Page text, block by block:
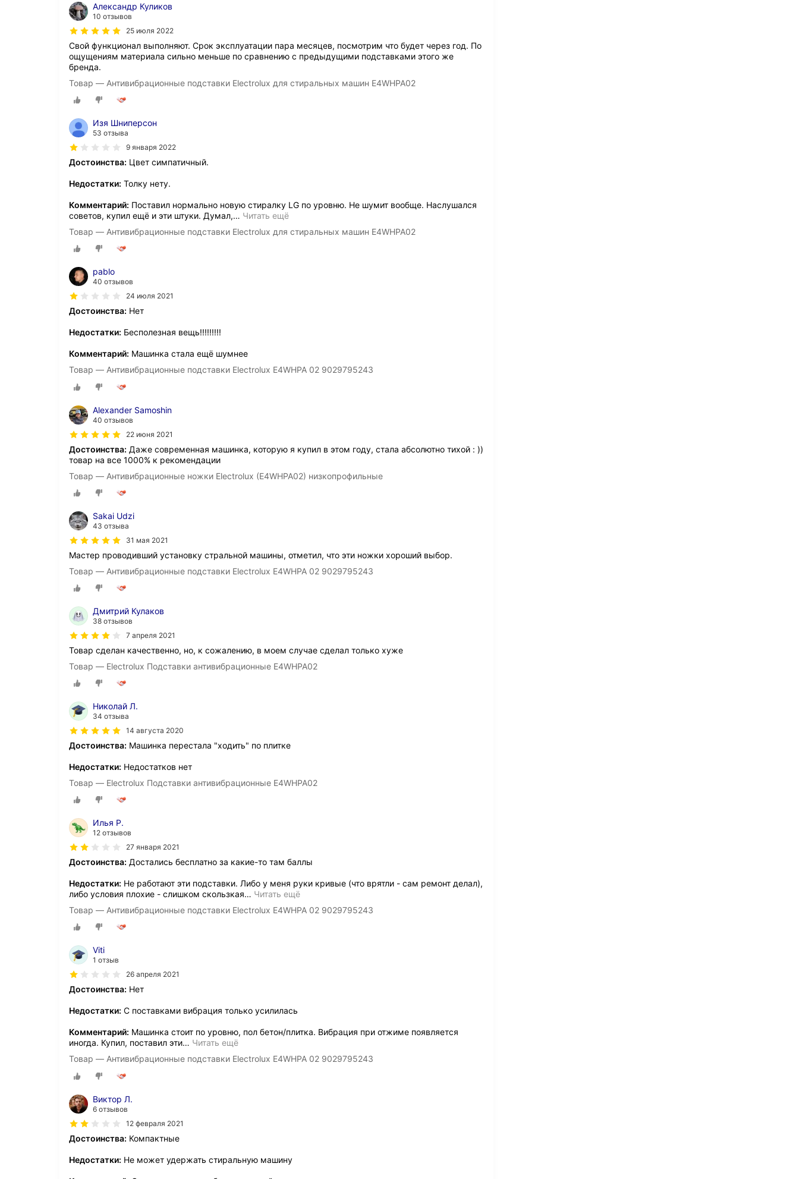
Александр Куликов
10 отзывов
25 июля 2022
Свой функционал выполняют. Срок эксплуатации пара месяцев, посмотрим что будет через год. По
ощущениям материала сильно меньше по сравнению с предыдущими подставками этого же
бренда.
Товар — Антивибрационные подставки Electrolux для стиральных машин E4WHPA02
Изя Шниперсон
53 отзыва
9 января 2022
Достоинства: Цвет симпатичный.
Недостатки: Толку нету.
Комментарий: Поставил нормально новую стиралку LG по уровню. Не шумит вообще. Наслушался
советов, купил ещё и эти штуки. Думал,… Читать ещё
Товар — Антивибрационные подставки Electrolux для стиральных машин E4WHPA02
pablo
40 отзывов
24 июля 2021
Достоинства: Нет
Недостатки: Бесполезная вещь!!!!!!!!!
Комментарий: Машинка стала ещё шумнее
Товар — Антивибрационные подставки Electrolux E4WHPA 02 9029795243
Alexander Samoshin
40 отзывов
22 июня 2021
Достоинства: Даже современная машинка, которую я купил в этом году, стала абсолютно тихой : ))
товар на все 1000% к рекомендации
Товар — Антивибрационные ножки Electrolux (E4WHPA02) низкопрофильные
Sakai Udzi
43 отзыва
31 мая 2021
Мастер проводивший установку стральной машины, отметил, что эти ножки хороший выбор.
Товар — Антивибрационные подставки Electrolux E4WHPA 02 9029795243
Дмитрий Кулаков
38 отзывов
7 апреля 2021
Товар сделан качественно, но, к сожалению, в моем случае сделал только хуже
Товар — Electrolux Подставки антивибрационные E4WHPA02
Николай Л.
34 отзыва
14 августа 2020
Достоинства: Машинка перестала "ходить" по плитке
Недостатки: Недостатков нет
Товар — Electrolux Подставки антивибрационные E4WHPA02
Илья Р.
12 отзывов
27 января 2021
Достоинства: Достались бесплатно за какие-то там баллы
Недостатки: Не работают эти подставки. Либо у меня руки кривые (что врятли - сам ремонт делал),
либо условия плохие - слишком скользкая… Читать ещё
Товар — Антивибрационные подставки Electrolux E4WHPA 02 9029795243
Viti
1 отзыв
26 апреля 2021
Достоинства: Нет
Недостатки: С поставками вибрация только усилилась
Комментарий: Машинка стоит по уровню, пол бетон/плитка. Вибрация при отжиме появляется
иногда. Купил, поставил эти… Читать ещё
Товар — Антивибрационные подставки Electrolux E4WHPA 02 9029795243
Виктор Л.
6 отзывов
12 февраля 2021
Достоинства: Компактные
Недостатки: Не может удержать стиральную машину